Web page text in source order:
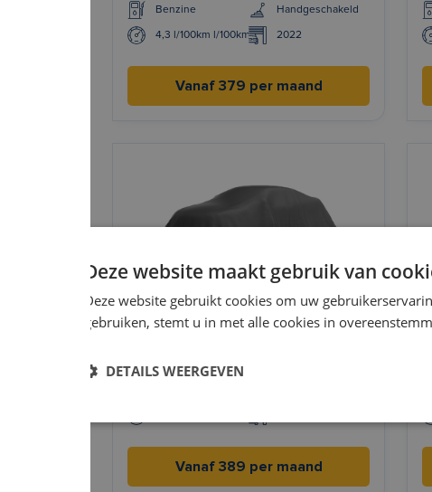
Benzine Handgeschakeld
4,3 l/100km l/100km 2022
Vanaf 379 per maand
Vanaf 389 per maand
Deze website maakt gebruik van
Deze website gebruikt cookies om uw
gebruiken, stemt u in met alle cookies in
DETAILS WEERGEVEN